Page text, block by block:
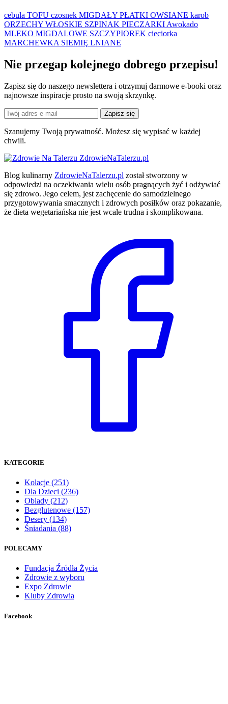
cebula TOFU czosnek MIGDAŁY PŁATKI OWSIANE karob
ORZECHY WŁOSKIE SZPINAK PIECZARKI Awokado
MLEKO MIGDALOWE SZCZYPIOREK cieciorka
MARCHEWKA SIEMIĘ LNIANE
Nie przegap kolejnego dobrego przepisu!
Zapisz się do naszego newslettera i otrzymuj darmowe e-booki oraz
najnowsze inspiracje prosto na swoją skrzynkę.
Zapisz się
Szanujemy Twoją prywatność. Możesz się wypisać w każdej
chwili.
ZdrowieNaTalerzu.pl
Blog kulinarny ZdrowieNaTalerzu.pl został stworzony w
odpowiedzi na oczekiwania wielu osób pragnących żyć i odżywiać
się zdrowo. Jego celem, jest zachęcenie do samodzielnego
przygotowywania smacznych i zdrowych posiłków oraz pokazanie,
że dieta wegetariańska nie jest wcale trudna i skomplikowana.
KATEGORIE
Kolacje (251)
Dla Dzieci (236)
Obiady (212)
Bezglutenowe (157)
Desery (134)
Śniadania (88)
POLECAMY
Fundacja Źródła Życia
Zdrowie z wyboru
Expo Zdrowie
Kluby Zdrowia
Facebook